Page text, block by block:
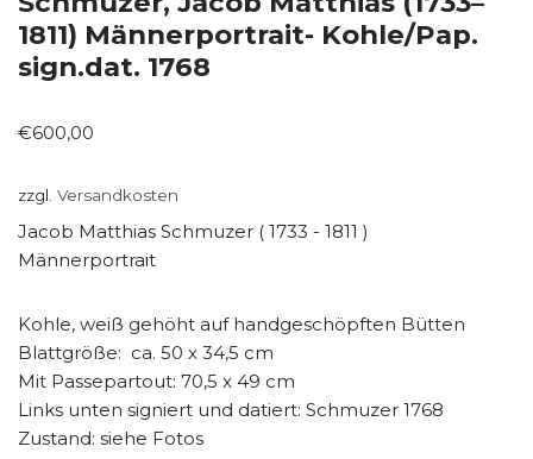
1811) Männerportrait- Kohle/Pap.
sign.dat. 1768
€600,00
zzgl. Versandkosten
Jacob Matthias Schmuzer ( 1733 - 1811 )
Männerportrait
Kohle, weiß gehöht auf handgeschöpften Bütten
Blattgröße: ca. 50 x 34,5 cm
Mit Passepartout: 70,5 x 49 cm
Links unten signiert und datiert: Schmuzer 1768
Zustand: siehe Fotos